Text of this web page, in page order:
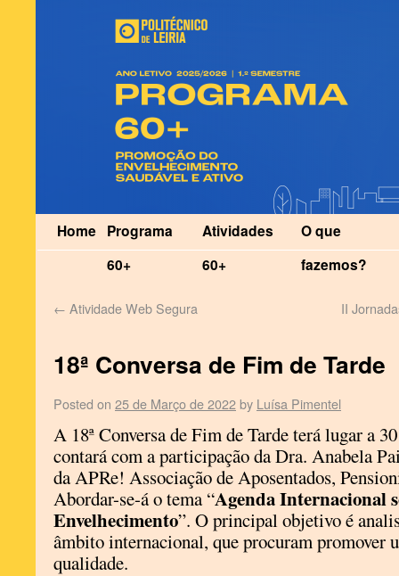
Home Programa
60+
Atividades
60+
O que
fazemos?
← Atividade Web Segura II
18ª Conversa de Fim de Tarde
Posted on 25 de Março de 2022by Luísa Pimentel
A 18ª Conversa de Fim de Tarde terá lugar a
contará com a participação da Dra. Anabela
da APRe! Associação de Aposentados,
Abordar-se-á o tema “Agenda Internacional
Envelhecimento”. O principal objetivo é
âmbito internacional, que procuram promover
qualidade.